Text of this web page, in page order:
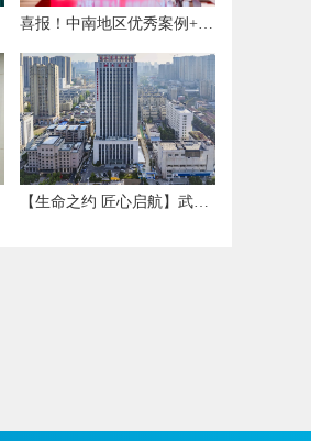
【生命之约 匠心启航】武汉市第五医院正式开业，各科室已完成首台手术！